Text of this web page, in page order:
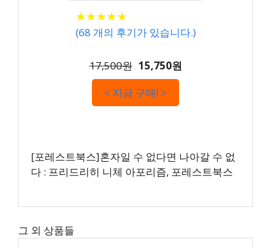
★★★★★
★★★★★
(68 개의 후기가 있습니다.)
17,500원 15,750원
< 지금 구매! >
[포레스트북스]혼자일 수 없다면 나아갈 수 없
다 : 프리드리히 니체 아포리즘, 포레스트북스
그 외 상품들